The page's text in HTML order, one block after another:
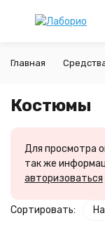
Главная
Костюмы
Для просмотра
так же
авторизоваться
Сортировать: